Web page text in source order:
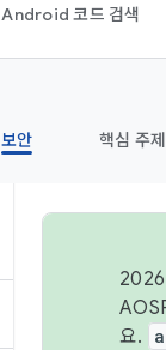
Android 코드 검색
보안 핵심 주제
2026
요.